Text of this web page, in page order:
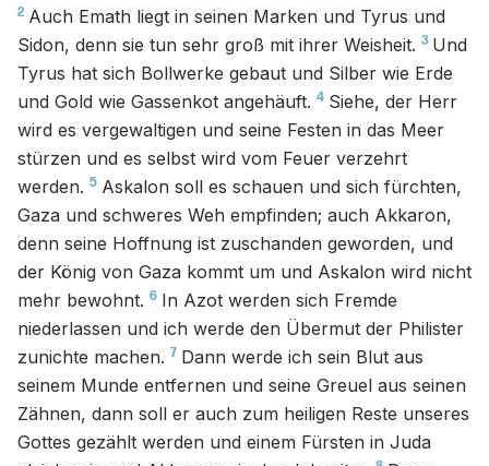
2 Auch Emath liegt in seinen Marken und Tyrus und
Sidon, denn sie tun sehr groß mit ihrer Weisheit. 3 Und
Tyrus hat sich Bollwerke gebaut und Silber wie Erde
und Gold wie Gassenkot angehäuft. 4 Siehe, der Herr
wird es vergewaltigen und seine Festen in das Meer
stürzen und es selbst wird vom Feuer verzehrt
werden. 5 Askalon soll es schauen und sich fürchten,
Gaza und schweres Weh empfinden; auch Akkaron,
denn seine Hoffnung ist zuschanden geworden, und
der König von Gaza kommt um und Askalon wird nicht
mehr bewohnt. 6 In Azot werden sich Fremde
niederlassen und ich werde den Übermut der Philister
zunichte machen. 7 Dann werde ich sein Blut aus
seinem Munde entfernen und seine Greuel aus seinen
Zähnen, dann soll er auch zum heiligen Reste unseres
Gottes gezählt werden und einem Fürsten in Juda